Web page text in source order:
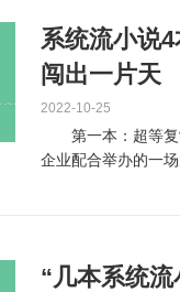
系统流小说
闯出一片天
2022-10-25
第一本：超等复
企业配合举办的一
“几本系统